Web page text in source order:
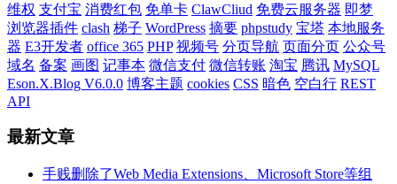
维权 支付宝 消费红包 免单卡 ClawCliud 免费云服务器 即梦
浏览器插件 clash 梯子 WordPress 摘要 phpstudy 宝塔 本地服务
器 E3开发者 office 365 PHP 视频号 分页导航 页面分页 公众号
域名 备案 画图 记事本 微信支付 微信转账 淘宝 腾讯 MySQL
Eson.X.Blog V6.0.0 博客主题 cookies CSS 暗色 空白行 REST
API
最新文章
手贱删除了Web Media Extensions、Microsoft Store等组